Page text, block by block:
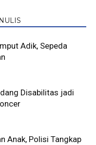
Adik, Sepeda
Disabilitas jadi
Anak, Polisi Tangkap